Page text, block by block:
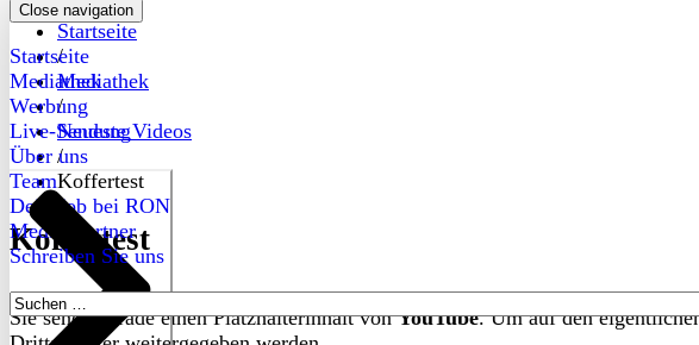
Close navigation
Startseite
Mediathek
Werbung
Live-Sendung
Über uns
Team
Dein Job bei RON
Medienpartner
Schreiben Sie uns
Suchen
nach:
Startseite
/
Mediathek
/
Neueste Videos
/
Koffertest
Koffertest
Sie sehen gerade einen Platzhalterinhalt vonYouTube. Um auf den